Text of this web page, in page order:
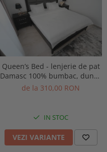
Queen’s Bed - lenjerie de pat
Damasc 100% bumbac, dungă
de 0.5 cm personalizabila pe
de la 310,00 RON
IN STOC
VEZI VARIANTE